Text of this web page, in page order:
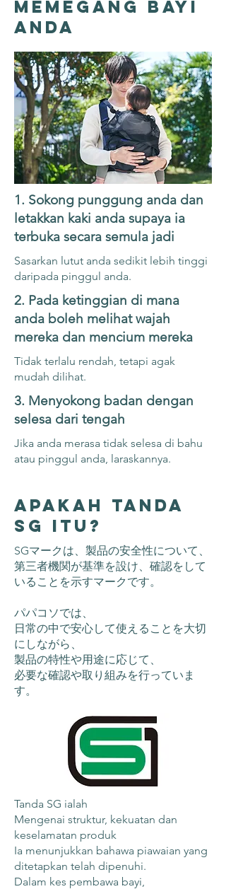
memegang bayi
anda
1. Sokong punggung anda dan
letakkan kaki anda supaya ia
terbuka secara semula jadi
Sasarkan lutut anda sedikit lebih tinggi
daripada pinggul anda.
2. Pada ketinggian di mana
anda boleh melihat wajah
mereka dan mencium mereka
Tidak terlalu rendah, tetapi agak
mudah dilihat.
3. Menyokong badan dengan
selesa dari tengah
Jika anda merasa tidak selesa di bahu
atau pinggul anda, laraskannya.
Apakah tanda
SG itu?
SGマークは、製品の安全性について、
第三者機関が基準を設け、確認をして
いることを示すマークです。
パパコソでは、
日常の中で安心して使えることを大切
にしながら、
製品の特性や用途に応じて、
必要な確認や取り組みを行っていま
す。
Tanda SG ialah
Mengenai struktur, kekuatan dan
keselamatan produk
Ia menunjukkan bahawa piawaian yang
ditetapkan telah dipenuhi.
Dalam kes pembawa bayi,